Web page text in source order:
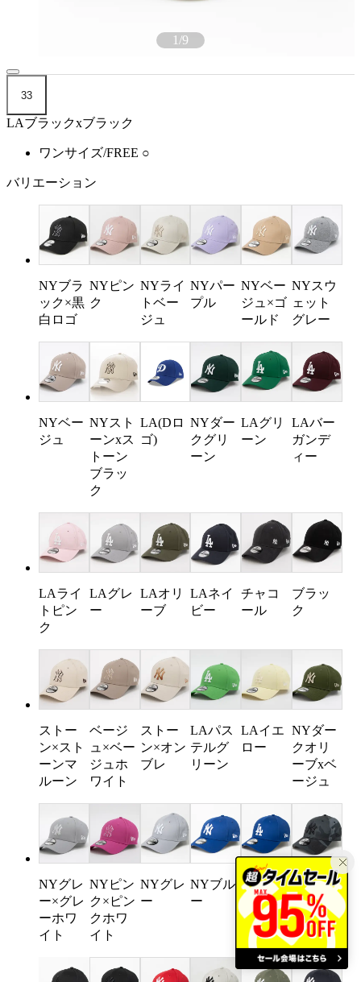
1/9
33
LAブラックxブラック
ワンサイズ/FREE ○
バリエーション
NYブラ
ック×黒
白ロゴ
NYピン
ク
NYライ
トベー
ジュ
NYパー
プル
NYベー
ジュ×ゴ
ールド
NYスウ
ェット
グレー
NYベー
ジュ
NYスト
ーンxス
トーン
ブラッ
ク
LA(Dロ
ゴ)
NYダー
クグリ
ーン
LAグリ
ーン
LAバー
ガンデ
ィー
LAライ
トピン
ク
LAグレ
ー
LAオリ
ーブ
LAネイ
ビー
チャコ
ール
ブラッ
ク
ストー
ン×スト
ーンマ
ルーン
ベージ
ュ×ベー
ジュホ
ワイト
ストー
ン×オン
ブレ
LAパス
テルグ
リーン
LAイエ
ロー
NYダー
クオリ
ーブxベ
ージュ
NYグレ
ー×グレ
ーホワ
イト
NYピン
ク×ピン
クホワ
イト
NYグレ
ー
NYブル
ー
LAブル
ー
NYグレ
ーカモ